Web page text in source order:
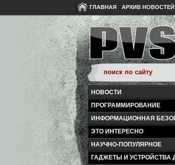
ГЛАВНАЯ АРХИВ НОВОСТЕЙ
НОВОСТИ
ПРОГРАММИРОВАНИЕ
ИНФОРМАЦИОННАЯ
ЭТО ИНТЕРЕСНО
НАУЧНО-ПОПУЛЯРНОЕ
ГАДЖЕТЫ И УСТРОЙСТВА